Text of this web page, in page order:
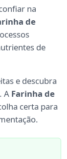
na
de
de
e descubra
A Farinha de
certa para